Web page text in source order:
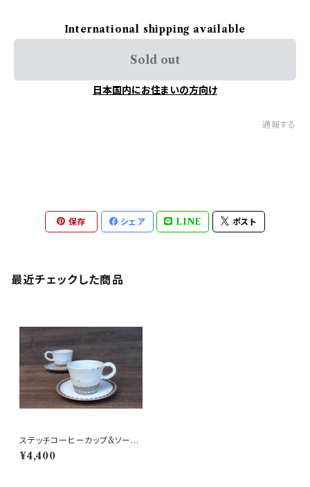
International shipping available
Sold out
日本国内にお住まいの方向け
通報する
保存 シェア LINE ポスト
最近チェックした商品
ステッチコーヒーカップ&ソーサ
ー
¥4,400